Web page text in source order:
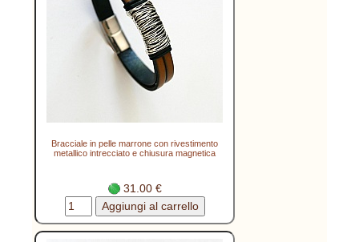
Bracciale in pelle marrone con rivestimento
metallico intrecciato e chiusura magnetica
31.00 €